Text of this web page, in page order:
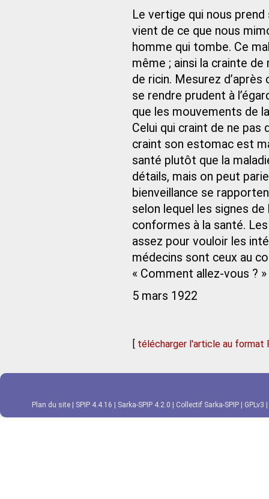
Le vertige qui nous
vient de ce que nous
homme qui tombe. Ce
même ; ainsi la crainte de
de ricin. Mesurez
se rendre prudent à
que les mouvements de
Celui qui craint de ne
craint son estomac est
santé plutôt que la
détails, mais on peut
bienveillance se
selon lequel les signes
conformes à la santé.
assez pour vouloir les
médecins sont ceux au
« Comment allez-vous ?
5 mars 1922
[ télécharger l'article au format
Plan du site SPIP 4.4.16 Sarka-SPIP 4.2.0 Collectif Sarka-SPIP GPLv3